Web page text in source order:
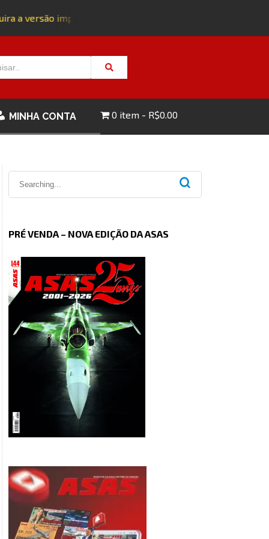
a versão impressa da edição 143 com FRETE GRÁTIS -
MINHA CONTA 0 item R$0.00
PRÉ VENDA – NOVA EDIÇÃO DA ASAS